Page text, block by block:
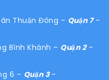
Thuận Đông – Quận 7–
Bình Khánh – Quận 2–
6 – Quận 3–